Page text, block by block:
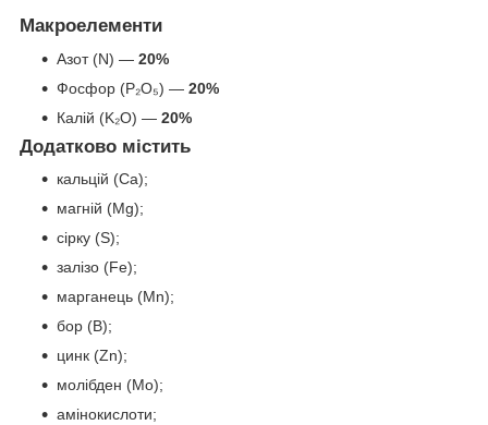
Макроелементи
Азот (N) — 20%
Фосфор (P₂O₅) — 20%
Калій (K₂O) — 20%
Додатково містить
кальцій (Ca);
магній (Mg);
сірку (S);
залізо (Fe);
марганець (Mn);
бор (B);
цинк (Zn);
молібден (Mo);
амінокислоти;